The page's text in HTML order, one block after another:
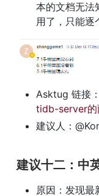
本的文档无法
用了，只能逐
Asktug 链接：
tidb-server的
建议人：
建议十二：中
原因：发现最